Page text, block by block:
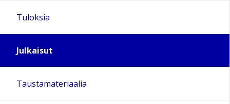
Tuloksia
Julkaisut
Taustamateriaalia